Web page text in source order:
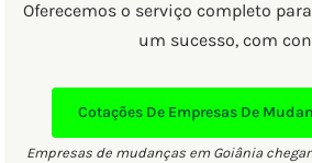
Oferecemos o serviço completo
um sucesso, com
Cotações De Empresas De
Empresas de mudanças em Goiânia